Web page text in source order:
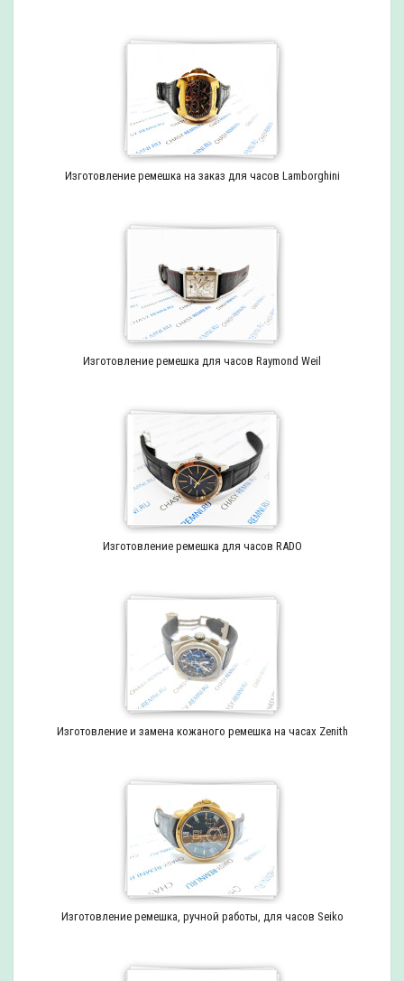
Изготовление ремешка на заказ для часов Lamborghini
Изготовление ремешка для часов Raymond Weil
Изготовление ремешка для часов RADO
Изготовление и замена кожаного ремешка на часах Zenith
Изготовление ремешка, ручной работы, для часов Seiko